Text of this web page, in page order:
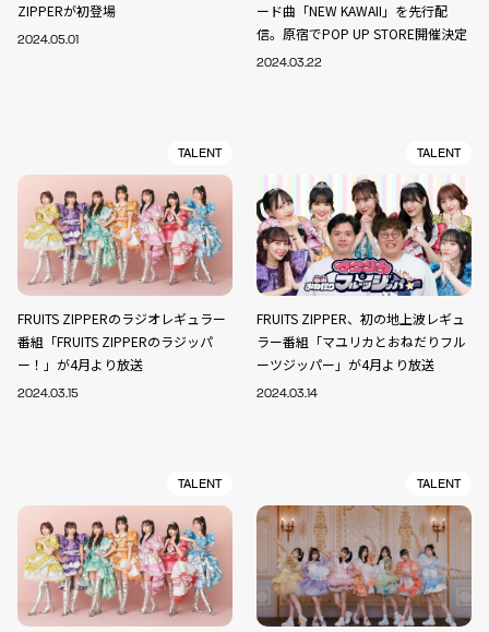
ZIPPERが初登場
2024.05.01
ード曲「NEW KAWAII」を先行配
信。原宿でPOP UP STORE開催決定
2024.03.22
TALENT
FRUITS ZIPPERのラジオレギュラー
番組「FRUITS ZIPPERのラジッパ
ー！」が4月より放送
2024.03.15
TALENT
FRUITS ZIPPER、初の地上波レギュ
ラー番組「マユリカとおねだりフル
ーツジッパー」が4月より放送
2024.03.14
TALENT TALENT